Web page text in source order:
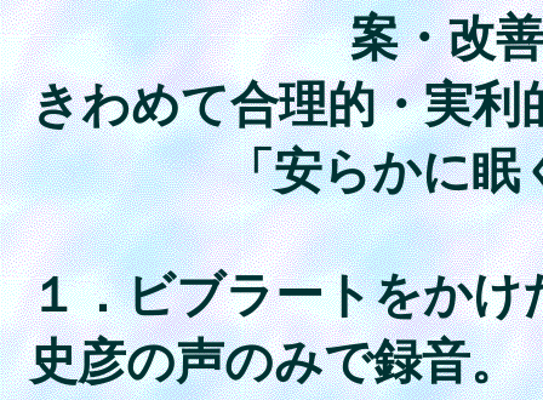
案・改
きわめて合理的・実利
「安らかに眠
１．ビブラートをかけ
史彦の声のみで録音。